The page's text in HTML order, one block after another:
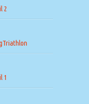
2
1